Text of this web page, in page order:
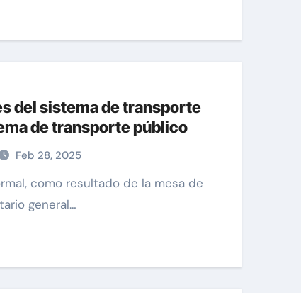
del sistema de transporte
de transporte público
Feb 28, 2025
general…